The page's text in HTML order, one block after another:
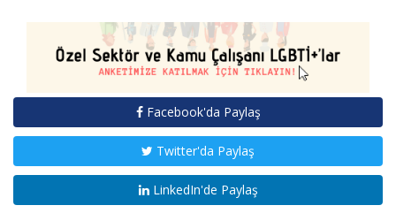
Facebook'da Paylaş
Twitter'da Paylaş
LinkedIn'de Paylaş